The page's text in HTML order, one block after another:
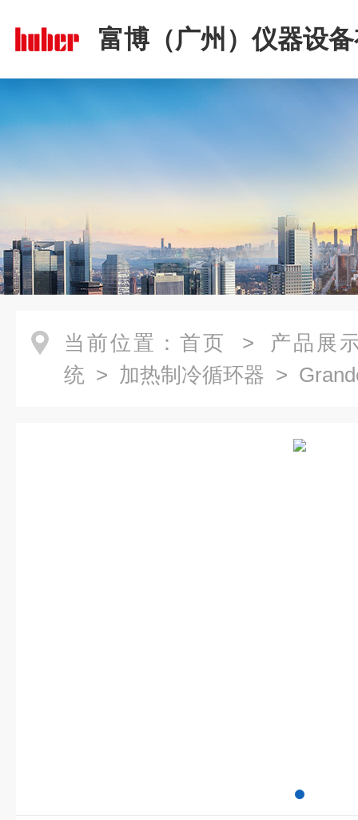
富博（广州）仪器设
司
当前位置： 首页 > 产品展
统 > 加热制冷循环器 >